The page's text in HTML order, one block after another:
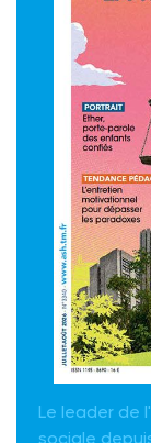
Le leader de
sociale